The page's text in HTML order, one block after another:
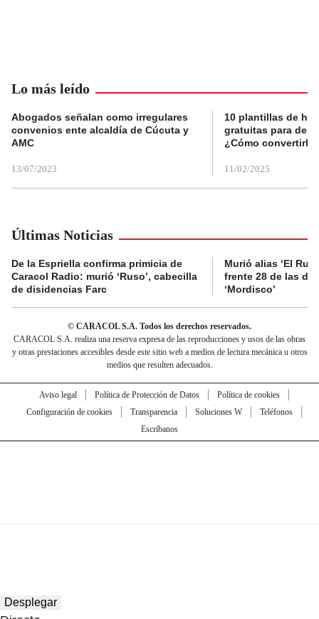
Lo más leído
Abogados señalan como irregulares
convenios ente alcaldía de Cúcuta y
AMC
13/07/2023
10 plantillas de
gratuitas para
¿Cómo convertirla
11/02/2025
Últimas Noticias
De la Espriella confirma primicia de
Caracol Radio: murió ‘Ruso’, cabecilla
de disidencias Farc
Murió alias ‘El
frente 28 de las
‘Mordisco’
© CARACOL S.A. Todos los derechos reservados.
CARACOL S.A. realiza una reserva expresa de las reproducciones y usos de las obras
y otras prestaciones accesibles desde este sitio web a medios de lectura mecánica u otros
medios que resulten adecuados.
Aviso legal Política de Protección de Datos
Política de cookies
Configuración de cookies
Transparencia Soluciones W
Teléfonos
Escríbanos
Desplegar